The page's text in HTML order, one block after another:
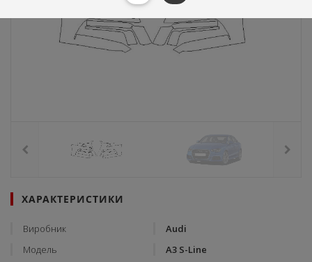
ХАРАКТЕРИСТИКИ
Виробник
Audi
Модель
A3 S-Line